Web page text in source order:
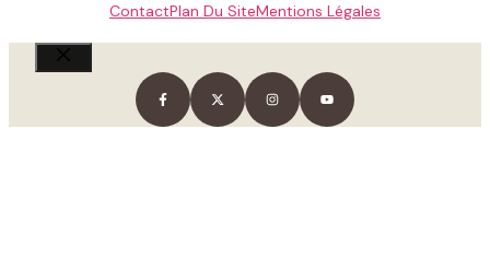
ContactPlan Du SiteMentions Légales
Fermer